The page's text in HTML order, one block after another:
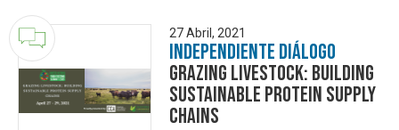
27 Abril, 2021
Independiente Diálogo
Grazing Livestock: Building
Sustainable Protein Supply
Chains